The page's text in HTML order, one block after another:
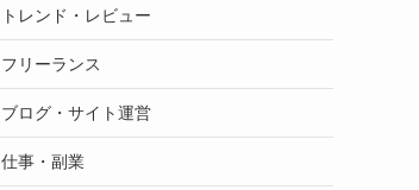
トレンド・レビュー
フリーランス
ブログ・サイト運営
仕事・副業